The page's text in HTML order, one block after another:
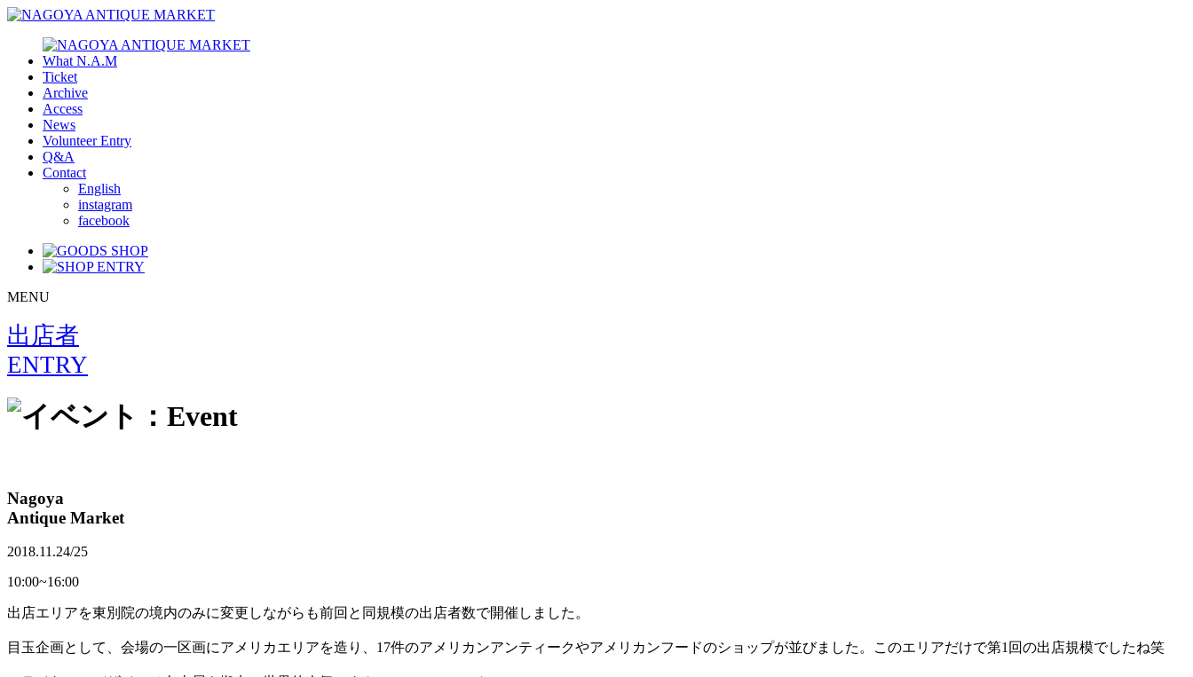
What N.A.M
Ticket
Archive
Access
News
Volunteer Entry
Q&A
Contact
English
instagram
facebook
MENU
出店者
ENTRY
Nagoya
Antique Market
2018.11.24/25
10:00~16:00
出店エリアを東別院の境内のみに変更しながらも前回と同規模の出店者数で開催しました。
目玉企画として、会場の一区画にアメリカエリアを造り、17件のアメリカンアンティークやアメリカンフードのショップが並びました。このエリアだけで第1回の出店規模でしたね笑